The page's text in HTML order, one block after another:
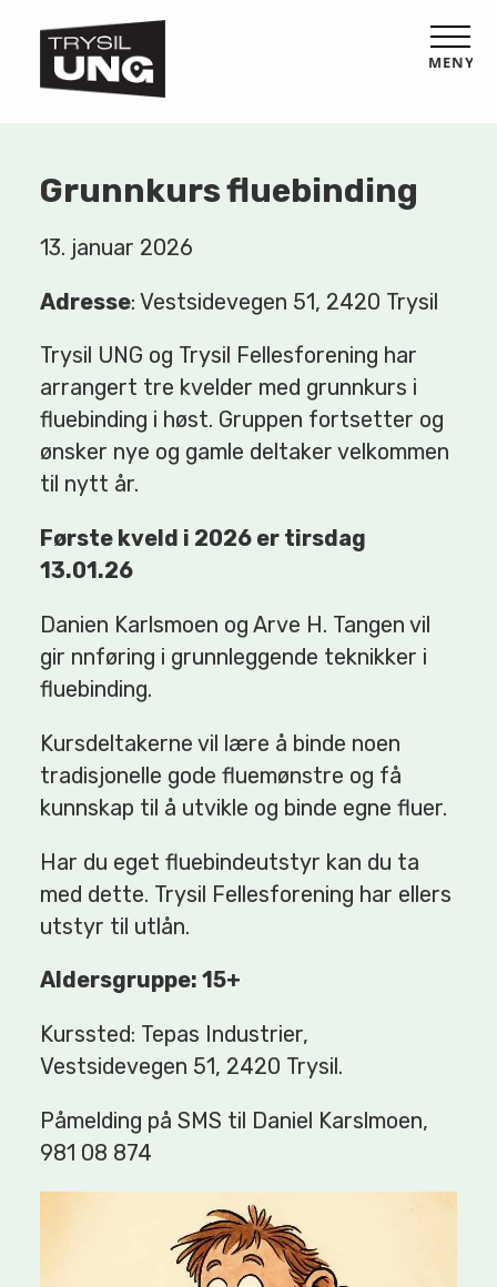
MENY
Grunnkurs fluebinding
13. januar 2026
Adresse: Vestsidevegen 51, 2420 Trysil
Trysil UNG og Trysil Fellesforening har
arrangert tre kvelder med grunnkurs i
fluebinding i høst. Gruppen fortsetter og
ønsker nye og gamle deltaker velkommen
til nytt år.
Første kveld i 2026 er tirsdag
13.01.26
Danien Karlsmoen og Arve H. Tangen vil
gir nnføring i grunnleggende teknikker i
fluebinding.
Kursdeltakerne vil lære å binde noen
tradisjonelle gode fluemønstre og få
kunnskap til å utvikle og binde egne fluer.
Har du eget fluebindeutstyr kan du ta
med dette. Trysil Fellesforening har ellers
utstyr til utlån.
Aldersgruppe: 15+
Kurssted: Tepas Industrier,
Vestsidevegen 51, 2420 Trysil.
Påmelding på SMS til Daniel Karslmoen,
981 08 874